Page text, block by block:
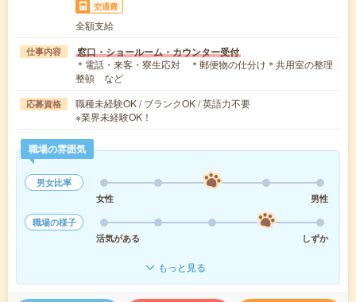
交通費
全額支給
仕事内容 窓口・ショールーム・カウンター受付
＊電話・来客・寮生応対 ＊郵便物の仕分け＊共用室の整理
整頓 など
応募資格
職種未経験OK / ブランクOK / 英語力不要
※業界未経験OK！
職場の雰囲気
男女比率
女性
男性
職場の様子
活気がある
しずか
もっと見る